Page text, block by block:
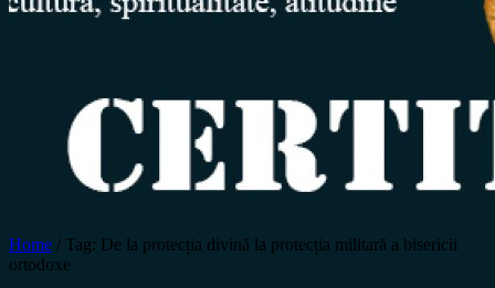
Home / Tag: De la protecția divină la protecția militară a bisericii
ortodoxe